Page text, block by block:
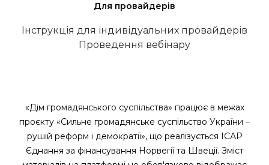
Для провайдерів
Інструкція для індивідуальних провайдерів
Проведення вебінару
«Дім громадянського суспільства» працює в межах
проєкту «Сильне громадянське суспільство України –
рушій реформ і демократії», що реалізується ІСАР
Єднання за фінансування Норвегії та Швеції. Зміст